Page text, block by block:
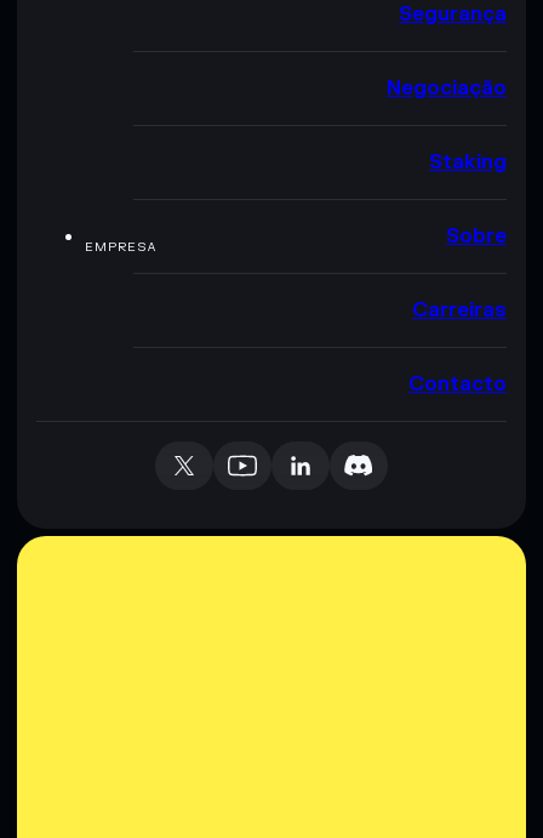
Segurança
Negociação
Staking
EMPRESA Sobre
Carreiras
Contacto